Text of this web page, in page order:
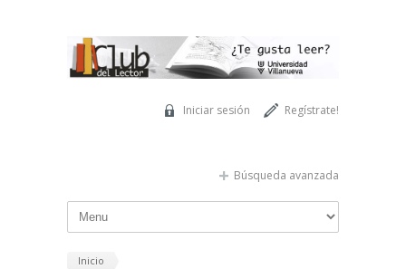
Regístrate!
Iniciar sesión
Búsqueda avanzada
Inicio